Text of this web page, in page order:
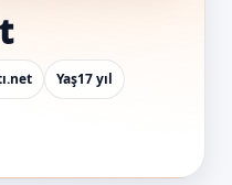
.net Yaş17 yıl